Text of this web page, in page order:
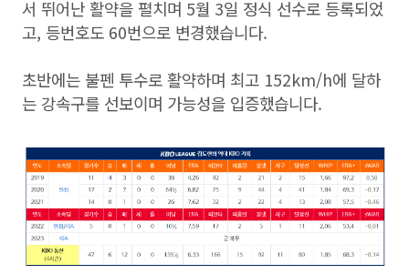
서 뛰어난 활약을 펼치며 5월 3일 정식 선수로 등록되었
고, 등번호도 60번으로 변경했습니다.
초반에는 불펜 투수로 활약하며 최고 152km/h에 달하
는 강속구를 선보이며 가능성을 입증했습니다.